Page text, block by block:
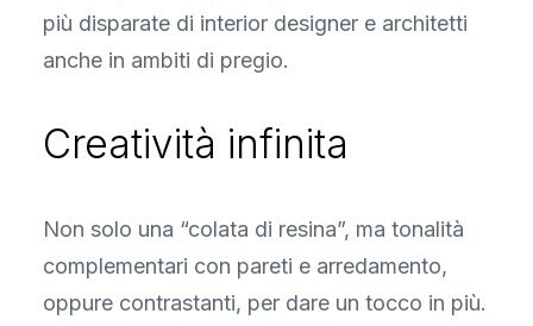
più disparate di interior designer e architetti
anche in ambiti di pregio.
Creatività infinita
Non solo una “colata di resina”, ma tonalità
complementari con pareti e arredamento,
oppure contrastanti, per dare un tocco in più.